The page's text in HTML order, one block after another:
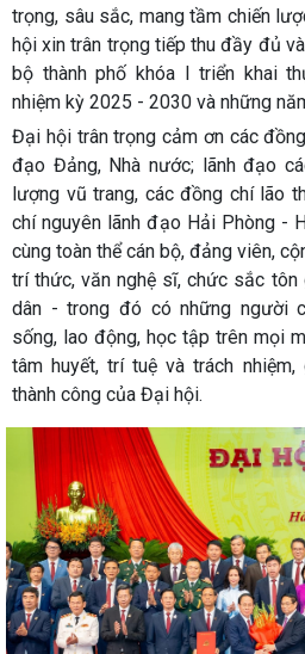
trọng, sâu sắc, mang tầm chiến
hội xin trân trọng tiếp thu đầy đủ
bộ thành phố khóa I triển khai
nhiệm kỳ 2025 - 2030 và những
Đại hội trân trọng cảm ơn các
đạo Đảng, Nhà nước; lãnh đạo
lượng vũ trang, các đồng chí lão
chí nguyên lãnh đạo Hải Phòng -
cùng toàn thể cán bộ, đảng viên,
trí thức, văn nghệ sĩ, chức sắc tôn
dân - trong đó có những người
sống, lao động, học tập trên mọi
tâm huyết, trí tuệ và trách
thành công của Đại hội.